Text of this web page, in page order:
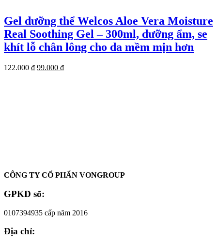
Gel dưỡng thể Welcos Aloe Vera Moisture
Real Soothing Gel – 300ml, dưỡng ẩm, se
khít lỗ chân lông cho da mềm mịn hơn
122.000₫ Giá
99.000 ₫Giá
CÔNG TY CỔ PHẨN VONGROUP
GPKD số:
0107394935 cấp năm 2016
Địa chỉ: